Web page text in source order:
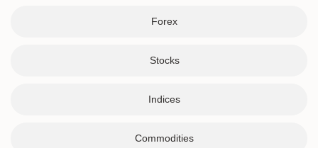
Forex
Stocks
Indices
Commodities